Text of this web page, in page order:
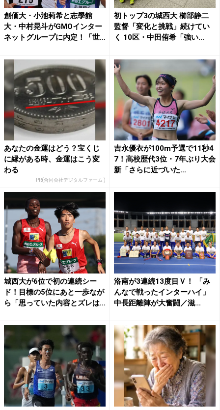
創価大・小池莉希と志學館
大・中村晃斗がGMOインター
ネットグループに内定！「世
初トップ3の城西大 櫛部静二
監督「変化と挑戦」続けてい
く 10区・中田侑希「強い...
あなたの金運はどう？宝くじ
に縁がある時、金運はこう変
わる
PR(合同会社デジタルファーム )
吉永優衣が100m予選で11秒4
7！高校歴代3位・7年ぶり大会
新「さらに近づいた...
城西大が6位で初の連続シー
ド！目標の5位にあと一歩なが
ら「思っていた内容とズレは...
洛南が3連続13度目Ｖ！ 「み
んなで戦ったインターハイ」
中長距離陣が大奮闘／滋...